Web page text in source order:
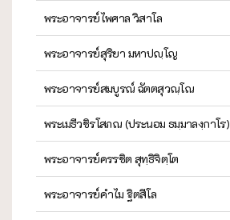
พระอาจารย์ไพศาล วิสาโล
พระอาจารย์สุริยา มหาปญฺโญ
พระอาจารย์สมบูรณ์ ฉัตตสุวณฺโณ
พระเมธีวชิรโสภณ (ประนอม ธมฺมาลงฺกาโร)
พระอาจารย์ครรชิต สุทฺธิจิตฺโต
พระอาจารย์คำไม ฐิตสีโล